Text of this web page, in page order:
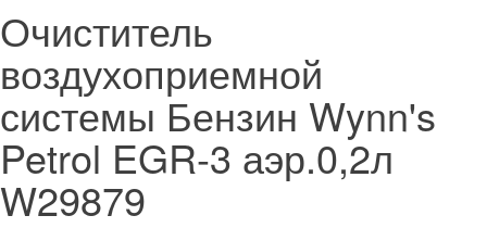
Очиститель
воздухоприемной
системы Бензин Wynn's
Petrol EGR-3 аэр.0,2л
W29879